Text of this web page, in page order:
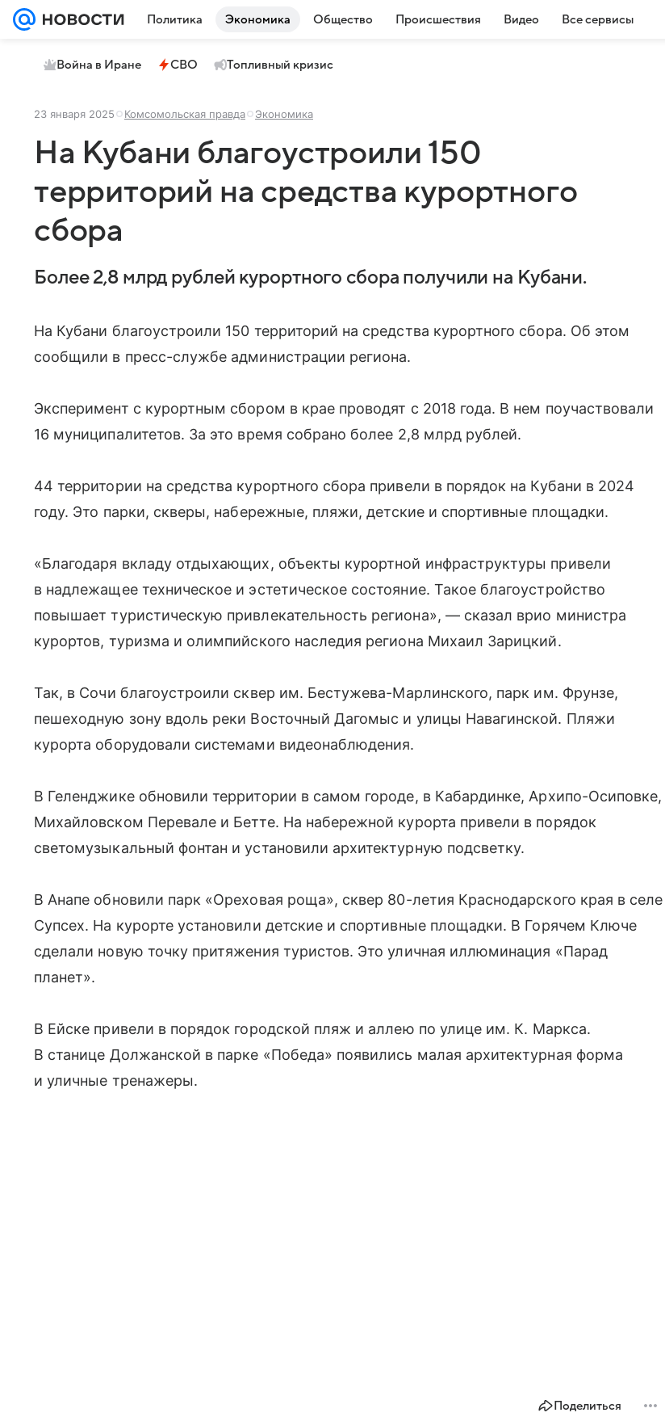
Политика Экономика Общество Происшествия Видео Все сервисы
Война в Иране СВО Топливный кризис
23 января 2025 Комсомольская правда Экономика
На Кубани благоустроили 150
территорий на средства курортного
сбора
Более 2,8 млрд рублей курортного сбора получили на Кубани.
На Кубани благоустроили 150 территорий на средства курортного сбора. Об этом
сообщили в пресс-службе администрации региона.
Эксперимент с курортным сбором в крае проводят с 2018 года. В нем поучаствовали
16 муниципалитетов. За это время собрано более 2,8 млрд рублей.
44 территории на средства курортного сбора привели в порядок на Кубани в 2024
году. Это парки, скверы, набережные, пляжи, детские и спортивные площадки.
«Благодаря вкладу отдыхающих, объекты курортной инфраструктуры привели
в надлежащее техническое и эстетическое состояние. Такое благоустройство
повышает туристическую привлекательность региона», — сказал врио министра
курортов, туризма и олимпийского наследия региона Михаил Зарицкий.
Так, в Сочи благоустроили сквер им. Бестужева-Марлинского, парк им. Фрунзе,
пешеходную зону вдоль реки Восточный Дагомыс и улицы Навагинской. Пляжи
курорта оборудовали системами видеонаблюдения.
В Геленджике обновили территории в самом городе, в Кабардинке, Архипо-Осиповке,
Михайловском Перевале и Бетте. На набережной курорта привели в порядок
светомузыкальный фонтан и установили архитектурную подсветку.
В Анапе обновили парк «Ореховая роща», сквер 80-летия Краснодарского края в селе
Супсех. На курорте установили детские и спортивные площадки. В Горячем Ключе
сделали новую точку притяжения туристов. Это уличная иллюминация «Парад
планет».
В Ейске привели в порядок городской пляж и аллею по улице им. К. Маркса.
В станице Должанской в парке «Победа» появились малая архитектурная форма
и уличные тренажеры.
Поделиться